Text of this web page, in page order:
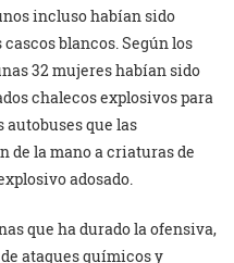
incluso habían sido
blancos. Según los
32 mujeres habían sido
chalecos explosivos para
que las
de la mano a criaturas de
adosado.
que ha durado la ofensiva,
ataques químicos y